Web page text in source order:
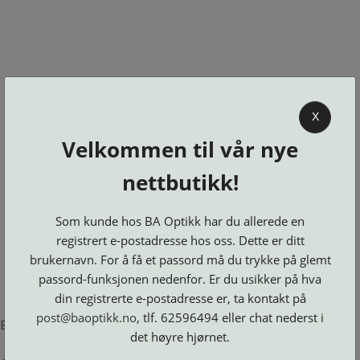
BA OPTIKK
KJØPSVILKÅR
OSS
BESTILL
DELER
LOGG INN
Brillerens
Brillesnorer
Clip-
on
Suncover
Etuier
Innfatninger
Lesebriller
Luper
og
Speil
Maskiner
Microkluter
Neseputer
Se alle kategorier
Error loading product page.
X
Velkommen til vår nye
nettbutikk!
Som kunde hos BA Optikk har du allerede en
registrert e-postadresse hos oss. Dette er ditt
brukernavn. For å få et passord må du trykke på glemt
passord-funksjonen nedenfor. Er du usikker på hva
din registrerte e-postadresse er, ta kontakt på
post@baoptikk.no, tlf. 62596494 eller chat nederst i
det høyre hjørnet.